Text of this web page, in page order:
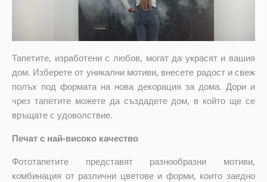
Тапетите, изработени с любов, могат да украсят и вашия
дом. Изберете от уникални мотиви, внесете радост и свеж
полъх под формата на нова декорация за дома. Дори и
чрез тапетите можете да създадете дом, в който ще се
връщате с удоволствие.
Печат с най-високо качество
Фототапетите представят разнообразни мотиви,
комбинация от различни цветове и форми, които заедно